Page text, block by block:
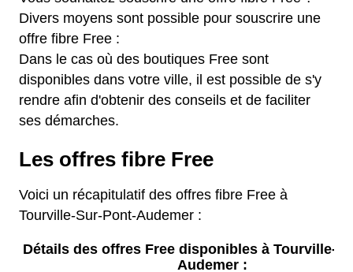
Divers moyens sont possible pour souscrire une
offre fibre Free :
Dans le cas où des boutiques Free sont
disponibles dans votre ville, il est possible de s'y
rendre afin d'obtenir des conseils et de faciliter
ses démarches.
Les offres fibre Free
Voici un récapitulatif des offres fibre Free à
Tourville-Sur-Pont-Audemer :
Détails des offres Free disponibles à Tourville-
Audemer :